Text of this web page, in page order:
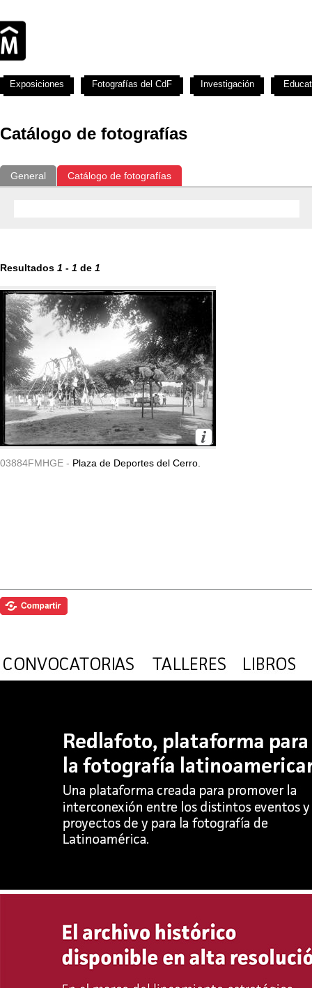
Catálogo de fotografías
General Catálogo de fotografías
Resultados 1 - 1 de 1
03884FMHGE - Plaza de Deportes del Cerro.
Exposiciones Fotografías del CdF Investigación